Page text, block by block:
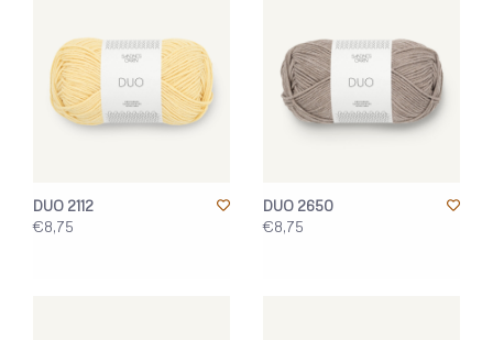
DUO 2112
€8,75
DUO 2650
€8,75